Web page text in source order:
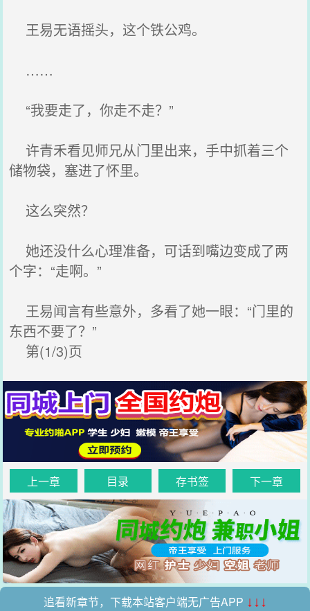
王易无语摇头，这个铁公鸡。
……
“我要走了，你走不走？”
许青禾看见师兄从门里出来，手中抓着三个
储物袋，塞进了怀里。
这么突然？
她还没什么心理准备，可话到嘴边变成了两
个字：“走啊。”
王易闻言有些意外，多看了她一眼：“门里的
东西不要了？”
第(1/3)页
上一章 目录 存书签 下一章
追看新章节，下载本站客户端无广告APP ↓↓↓